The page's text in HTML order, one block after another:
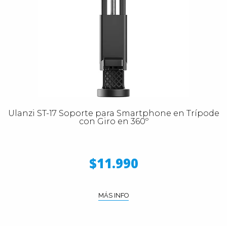
Ulanzi ST-17 Soporte para Smartphone en Trípode
con Giro en 360º
$11.990
MÁS INFO